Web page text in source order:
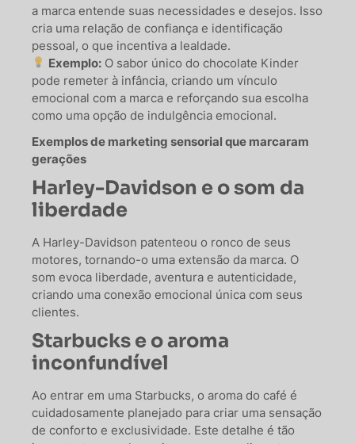
a marca entende suas necessidades e desejos. Isso
cria uma relação de confiança e identificação
pessoal, o que incentiva a lealdade.
Exemplo: O sabor único do chocolate Kinder
pode remeter à infância, criando um vínculo
emocional com a marca e reforçando sua escolha
como uma opção de indulgência emocional.
Exemplos de marketing sensorial que marcaram
gerações
Harley-Davidson e o som da
liberdade
A Harley-Davidson patenteou o ronco de seus
motores, tornando-o uma extensão da marca. O
som evoca liberdade, aventura e autenticidade,
criando uma conexão emocional única com seus
clientes.
Starbucks e o aroma
inconfundível
Ao entrar em uma Starbucks, o aroma do café é
cuidadosamente planejado para criar uma sensação
de conforto e exclusividade. Este detalhe é tão